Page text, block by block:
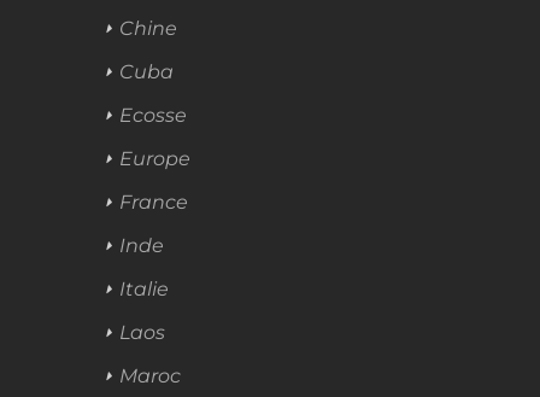
Chine
Cuba
Ecosse
Europe
France
Inde
Italie
Laos
Maroc